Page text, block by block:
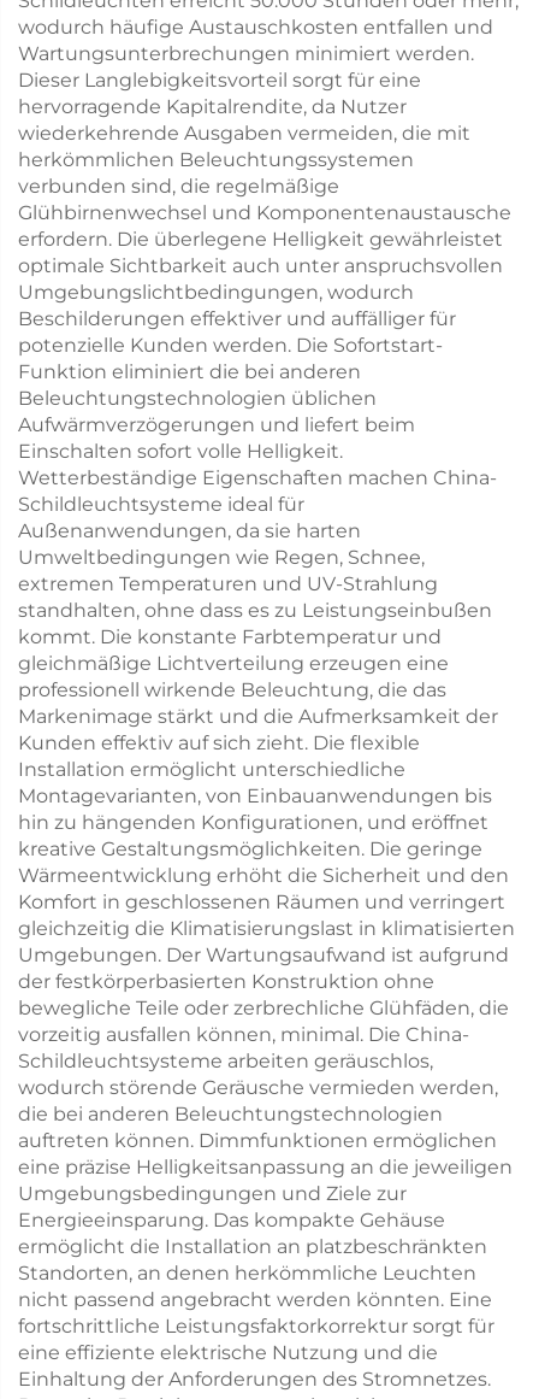
wodurch häufige Austauschkosten entfallen und
Wartungsunterbrechungen minimiert werden.
Dieser Langlebigkeitsvorteil sorgt für eine
hervorragende Kapitalrendite, da Nutzer
wiederkehrende Ausgaben vermeiden, die mit
herkömmlichen Beleuchtungssystemen
verbunden sind, die regelmäßige
Glühbirnenwechsel und Komponentenaustausche
erfordern. Die überlegene Helligkeit gewährleistet
optimale Sichtbarkeit auch unter anspruchsvollen
Umgebungslichtbedingungen, wodurch
Beschilderungen effektiver und auffälliger für
potenzielle Kunden werden. Die Sofortstart-
Funktion eliminiert die bei anderen
Beleuchtungstechnologien üblichen
Aufwärmverzögerungen und liefert beim
Einschalten sofort volle Helligkeit.
Wetterbeständige Eigenschaften machen China-
Schildleuchtsysteme ideal für
Außenanwendungen, da sie harten
Umweltbedingungen wie Regen, Schnee,
extremen Temperaturen und UV-Strahlung
standhalten, ohne dass es zu Leistungseinbußen
kommt. Die konstante Farbtemperatur und
gleichmäßige Lichtverteilung erzeugen eine
professionell wirkende Beleuchtung, die das
Markenimage stärkt und die Aufmerksamkeit der
Kunden effektiv auf sich zieht. Die flexible
Installation ermöglicht unterschiedliche
Montagevarianten, von Einbauanwendungen bis
hin zu hängenden Konfigurationen, und eröffnet
kreative Gestaltungsmöglichkeiten. Die geringe
Wärmeentwicklung erhöht die Sicherheit und den
Komfort in geschlossenen Räumen und verringert
gleichzeitig die Klimatisierungslast in klimatisierten
Umgebungen. Der Wartungsaufwand ist aufgrund
der festkörperbasierten Konstruktion ohne
bewegliche Teile oder zerbrechliche Glühfäden, die
vorzeitig ausfallen können, minimal. Die China-
Schildleuchtsysteme arbeiten geräuschlos,
wodurch störende Geräusche vermieden werden,
die bei anderen Beleuchtungstechnologien
auftreten können. Dimmfunktionen ermöglichen
eine präzise Helligkeitsanpassung an die jeweiligen
Umgebungsbedingungen und Ziele zur
Energieeinsparung. Das kompakte Gehäuse
ermöglicht die Installation an platzbeschränkten
Standorten, an denen herkömmliche Leuchten
nicht passend angebracht werden könnten. Eine
fortschrittliche Leistungsfaktorkorrektur sorgt für
eine effiziente elektrische Nutzung und die
Einhaltung der Anforderungen des Stromnetzes.